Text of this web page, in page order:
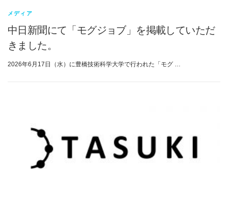
メディア
中日新聞にて「モグジョブ」を掲載していただ
きました。
2026年6月17日（水）に豊橋技術科学大学で行われた「モグ …